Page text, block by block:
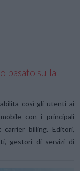
basato sulla
così gli utenti ai
con i principali
billing. Editori,
gestori di servizi di